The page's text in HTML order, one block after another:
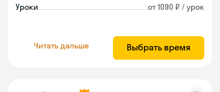
Уроки от 1090 ₽ / урок
Читать дальше Выбрать время